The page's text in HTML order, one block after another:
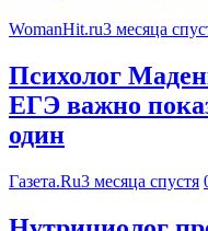
WomanHit.ru3 месяца
Психолог
ЕГЭ важно
один
Газета.Ru3 месяца спустя